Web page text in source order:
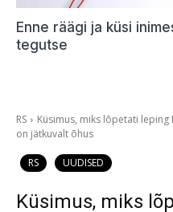
Enne räägi ja küsi
tegutse